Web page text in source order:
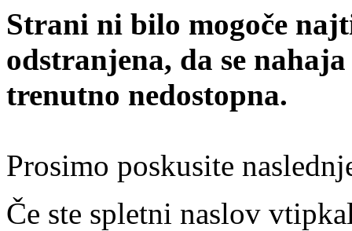
Strani ni bilo mogoče
odstranjena, da se
trenutno nedostopna.
Prosimo poskusite
Če ste spletni naslov